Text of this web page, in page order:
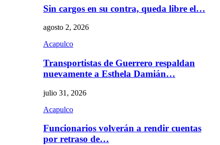
Sin cargos en su contra, queda libre el…
agosto 2, 2026
Acapulco
Transportistas de Guerrero respaldan
nuevamente a Esthela Damián…
julio 31, 2026
Acapulco
Funcionarios volverán a rendir cuentas
por retraso de…